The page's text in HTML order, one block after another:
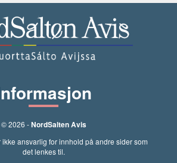
© 2026 -NordSalten Avis
ikke ansvarlig for innhold på andre sider som
det lenkes til.